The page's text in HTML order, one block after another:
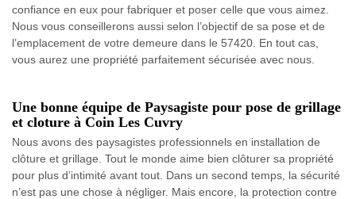
confiance en eux pour fabriquer et poser celle que vous aimez.
Nous vous conseillerons aussi selon l’objectif de sa pose et de
l’emplacement de votre demeure dans le 57420. En tout cas,
vous aurez une propriété parfaitement sécurisée avec nous.
Une bonne équipe de Paysagiste pour pose de grillage
et cloture à Coin Les Cuvry
Nous avons des paysagistes professionnels en installation de
clôture et grillage. Tout le monde aime bien clôturer sa propriété
pour plus d’intimité avant tout. Dans un second temps, la sécurité
n’est pas une chose à négliger. Mais encore, la protection contre